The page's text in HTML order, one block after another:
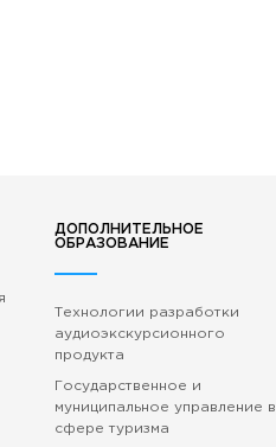
ДОПОЛНИТЕЛЬНОЕ
ОБРАЗОВАНИЕ
Технологии разработки
аудиоэкскурсионного
продукта
Государственное и
муниципальное управление в
сфере туризма